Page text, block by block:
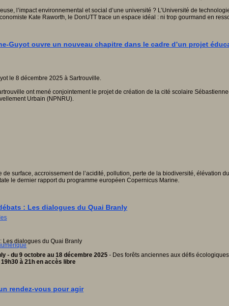
l’impact environnemental et social d’une université ? L’Université de
Kate Raworth, le DonUTT trace un espace idéal : ni trop gourmand en
Guyot ouvre un nouveau chapitre dans le cadre d’un projet
ont mené conjointement le projet de création de la cité scolaire
Urbain (NPNRU).
surface, accroissement de l’acidité, pollution, perte de la biodiversité, élévation
le dernier rapport du programme européen Copernicus Marine.
: Les dialogues du Quai Branly
- du 9 octobre au 18 décembre 2025 - Des forêts anciennes aux défis
à 21h en accès libre
rendez-vous pour agir